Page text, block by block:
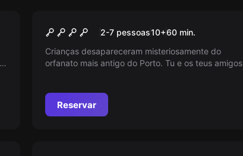
Orfanato2-7 pessoas10+60 min.
Crianças desapareceram misteriosamente do
orfanato mais antigo do Porto. Tu e os teus amigos
Reservar